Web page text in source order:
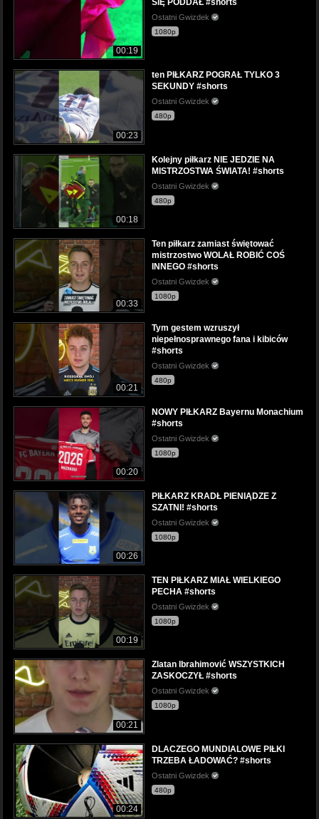
00:19
SIĘ PODDAŁ #shorts
Ostatni Gwizdek
1080p
00:23
ten PIŁKARZ POGRAŁ TYLKO 3
SEKUNDY #shorts
Ostatni Gwizdek
480p
00:18
Kolejny piłkarz NIE JEDZIE NA
MISTRZOSTWA ŚWIATA! #shorts
Ostatni Gwizdek
480p
00:33
Ten piłkarz zamiast świętować
mistrzostwo WOLAŁ ROBIĆ COŚ
INNEGO #shorts
Ostatni Gwizdek
1080p
00:21
Tym gestem wzruszył
niepełnosprawnego fana i kibiców
#shorts
Ostatni Gwizdek
480p
00:20
NOWY PIŁKARZ Bayernu Monachium
#shorts
Ostatni Gwizdek
1080p
00:26
PIŁKARZ KRADŁ PIENIĄDZE Z
SZATNI! #shorts
Ostatni Gwizdek
1080p
00:19
TEN PIŁKARZ MIAŁ WIELKIEGO
PECHA #shorts
Ostatni Gwizdek
1080p
00:21
Zlatan Ibrahimović WSZYSTKICH
ZASKOCZYŁ #shorts
Ostatni Gwizdek
1080p
00:24
DLACZEGO MUNDIALOWE PIŁKI
TRZEBA ŁADOWAĆ? #shorts
Ostatni Gwizdek
480p